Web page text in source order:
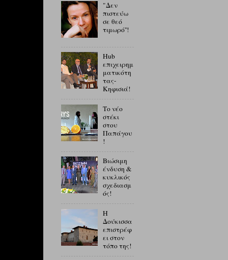
"Δεν
πιστεύω
σε θεό
τιμωρό''!
Hub
επιχειρημ
ματικότη
τας-
Κηφισιά!
Το νέο
στέκι
στου
Παπάγου
!
Βιώσιμη
ένδυση &
κυκλικός
σχεδιασμ
ός!
Η
Δούκισσα
επιστρέφ
ει στον
τόπο της!